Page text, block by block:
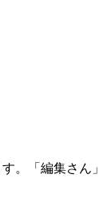
。「編集さん」